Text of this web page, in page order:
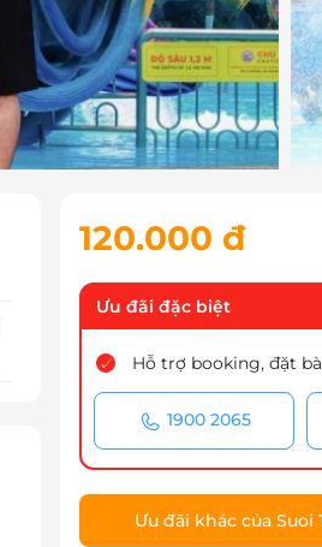
120.000 đ
Ưu đãi đặc biệt
Hỗ trợ booking, đặt
1900 2065
Ưu đãi khác của